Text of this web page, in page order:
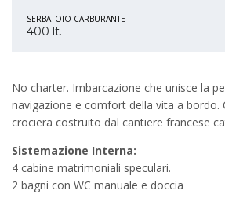
SERBATOIO CARBURANTE
400 lt.
No charter. Imbarcazione che unisce la
navigazione e comfort della vita a bordo.
crociera costruito dal cantiere francese
Sistemazione Interna:
4 cabine matrimoniali speculari.
2 bagni con WC manuale e doccia